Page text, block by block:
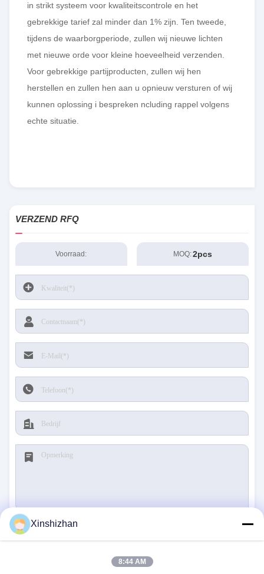
in strikt systeem voor kwaliteitscontrole en het
gebrekkige tarief zal minder dan 1% zijn. Ten tweede,
tijdens de waarborgperiode, zullen wij nieuwe lichten
met nieuwe orde voor kleine hoeveelheid verzenden.
Voor gebrekkige partijproducten, zullen wij hen
herstellen en zullen hen aan u opnieuw versturen of wij
kunnen oplossing i bespreken ncluding rappel volgens
echte situatie.
VERZEND RFQ
Voorraad: MOQ:2pcs
Xinshizhan
8:44 AM